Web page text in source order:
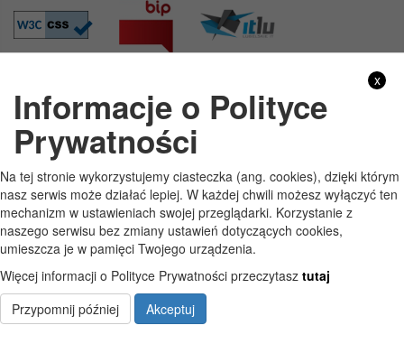
GODZINY PRACY
Pon 7:30 - 15:30
Wt 7:30 - 15:30
Śr 7:30 - 15:30
Pt 7:30 - 15:30
x
Informacje o Polityce
Prywatności
Na tej stronie wykorzystujemy ciasteczka (ang. cookies), dzięki którym
nasz serwis może działać lepiej. W każdej chwili możesz wyłączyć ten
mechanizm w ustawieniach swojej przeglądarki. Korzystanie z
naszego serwisu bez zmiany ustawień dotyczących cookies,
umieszcza je w pamięci Twojego urządzenia.
Więcej informacji o Polityce Prywatności przeczytasz tutaj
Przypomnij później
Akceptuj